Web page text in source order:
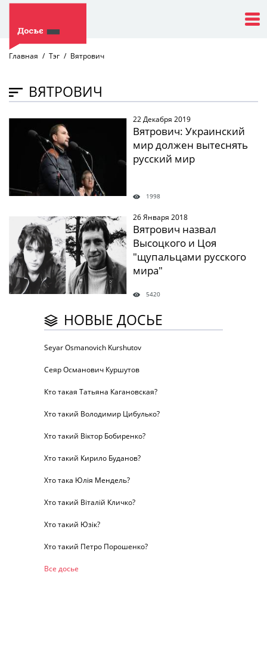
Главная Тэг Вятрович
ВЯТРОВИЧ
22 Декабря 2019
Вятрович: Украинский
мир должен вытеснять
русский мир
1998
26 Января 2018
Вятрович назвал
Высоцкого и Цоя
"щупальцами русского
мира"
5420
НОВЫЕ ДОСЬЕ
Seyar Osmanovich Kurshutov
Сеяр Османович Куршутов
Кто такая Татьяна Кагановская?
Хто такий Володимир Цибулько?
Хто такий Віктор Бобиренко?
Хто такий Кирило Буданов?
Хто така Юлія Мендель?
Хто такий Віталій Кличко?
Хто такий Юзік?
Хто такий Петро Порошенко?
Все досье